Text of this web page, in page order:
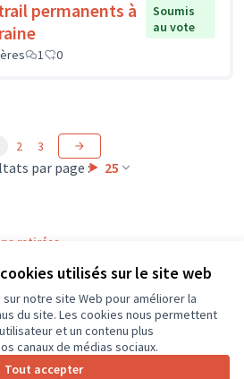
utilisés sur le site web
notre site Web pour améliorer la
du site. Les cookies nous permettent
et un contenu plus
canaux de médias sociaux.
Tout accepter
permanents à
Soumis
au vote
1 0
par page : 25
2 3
retirées